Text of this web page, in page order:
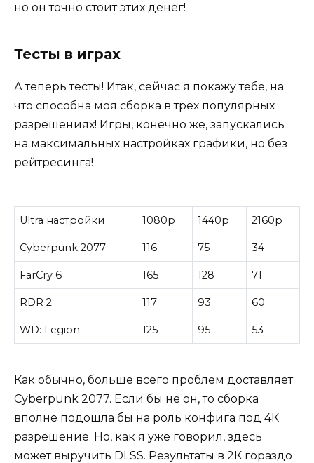
но он точно стоит этих денег!
Тесты в играх
А теперь тесты! Итак, сейчас я покажу тебе, на
что способна моя сборка в трёх популярных
разрешениях! Игры, конечно же, запускались
на максимальных настройках графики, но без
рейтресинга!
Ultra настройки 1080p 1440p 2160p
Cyberpunk 2077 116 75 34
FarCry 6 165 128 71
RDR 2 117 93 60
WD: Legion 125 95 53
Как обычно, больше всего проблем доставляет
Cyberpunk 2077. Если бы не он, то сборка
вполне подошла бы на роль конфига под 4К
разрешение. Но, как я уже говорил, здесь
может выручить DLSS. Результаты в 2К гораздо